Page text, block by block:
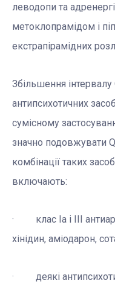
леводопи та
метоклопрамідом і
екстрапірамідних
Збільшення інтервалу
антипсихотичних
сумісному
значно подовжувати
комбінації таких
включають:
· клас Іа і ІІІ
хінідин, аміодарон,
· деякі